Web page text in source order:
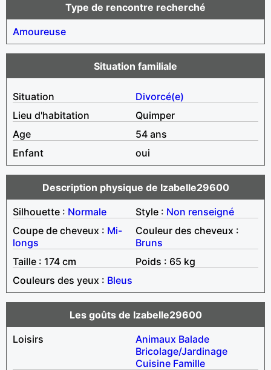
Type de rencontre recherché
Amoureuse
Situation familiale
Situation
Divorcé(e)
Lieu d'habitation
Quimper
Age
54 ans
Enfant
oui
Description physique de Izabelle29600
Silhouette : Normale Style : Non renseigné
Coupe de cheveux : Mi-
longs
Couleur des cheveux :
Bruns
Taille : 174 cm
Poids : 65 kg
Couleurs des yeux : Bleus
Les goûts de Izabelle29600
Loisirs
Animaux Balade
Bricolage/Jardinage
Cuisine Famille